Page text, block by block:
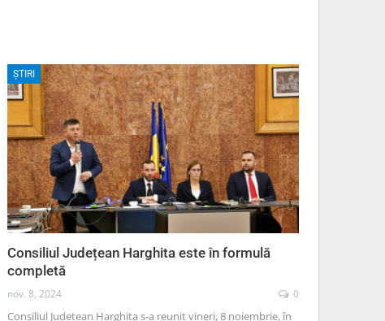
ȘTIRI
Consiliul Județean Harghita este în formulă
completă
nov. 8, 2024 0
Consiliul Județean Harghita s-a reunit vineri, 8 noiembrie, în